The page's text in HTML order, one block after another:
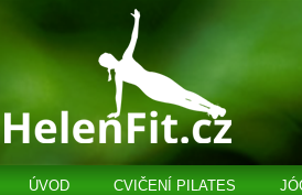
ÚVOD CVIČENÍ PILATES